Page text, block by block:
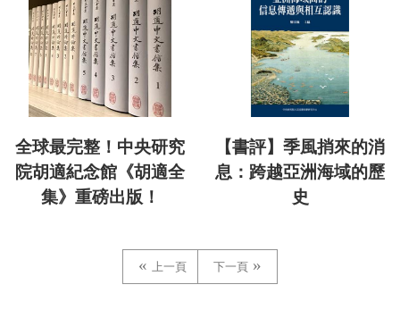
全球最完整！中央研究
院胡適紀念館《胡適全
集》重磅出版！
【書評】季風捎來的消
息：跨越亞洲海域的歷
史
上一頁 下一頁